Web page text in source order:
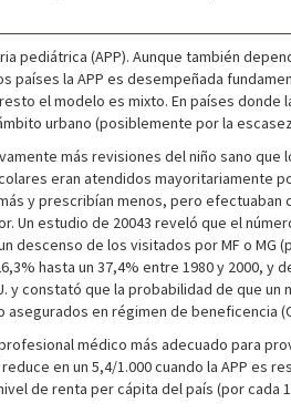
pediátrica (APP). Aunque también
la APP es desempeñada
el modelo es mixto. En países
urbano (posiblemente por la
más revisiones del niño sano
eran atendidos mayoritariamente
y prescribían menos, pero
estudio de 20043 reveló que el
descenso de los visitados por MF o
hasta un 37,4% entre 1980 y 2000,
y constató que la probabilidad de que
en régimen de beneficencia
médico más adecuado para
en un 5,4/1.000 cuando la APP es
de renta per cápita del país (por